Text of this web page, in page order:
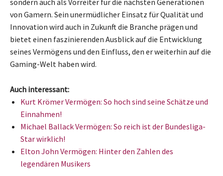
von Gamern. Sein unermüdlicher Einsatz für Qualität und
Innovation wird auch in Zukunft die Branche prägen und
bietet einen faszinierenden Ausblick auf die Entwicklung
seines Vermögens und den Einfluss, den er weiterhin auf die
Gaming-Welt haben wird.
Auch interessant:
Kurt Krömer Vermögen: So hoch sind seine Schätze und
Einnahmen!
Michael Ballack Vermögen: So reich ist der Bundesliga-
Star wirklich!
Elton John Vermögen: Hinter den Zahlen des
legendären Musikers